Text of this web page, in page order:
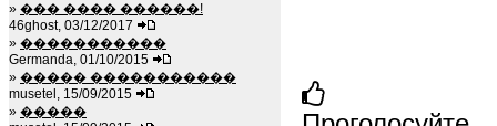
» ��� ���� ������!
46ghost, 03/12/2017
» �����������
Germanda, 01/10/2015
» ����� �����������
musetel, 15/09/2015
» �����